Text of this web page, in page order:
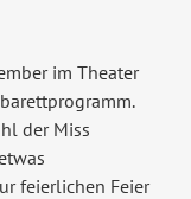
im Theater
der Miss
feierlichen Feier